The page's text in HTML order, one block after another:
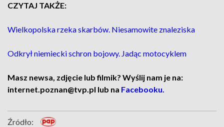
CZYTAJ TAKŻE:
Wielkopolska rzeka skarbów. Niesamowite znaleziska
Odkrył niemiecki schron bojowy. Jadąc motocyklem
Masz newsa, zdjęcie lub filmik? Wyślij nam je na:
internet.poznan@tvp.pl lub na Facebooku.
Źródło: